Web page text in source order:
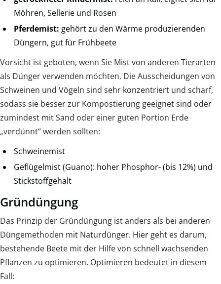
Möhren, Sellerie und Rosen
Pferdemist: gehört zu den Wärme produzierenden
Düngern, gut für Frühbeete
Vorsicht ist geboten, wenn Sie Mist von anderen Tierarten
als Dünger verwenden möchten. Die Ausscheidungen von
Schweinen und Vögeln sind sehr konzentriert und scharf,
sodass sie besser zur Kompostierung geeignet sind oder
zumindest mit Sand oder einer guten Portion Erde
„verdünnt“ werden sollten:
Schweinemist
Geflügelmist (Guano): hoher Phosphor- (bis 12%) und
Stickstoffgehalt
Gründüngung
Das Prinzip der Gründüngung ist anders als bei anderen
Düngemethoden mit Naturdünger. Hier geht es darum,
bestehende Beete mit der Hilfe von schnell wachsenden
Pflanzen zu optimieren. Optimieren bedeutet in diesem
Fall: